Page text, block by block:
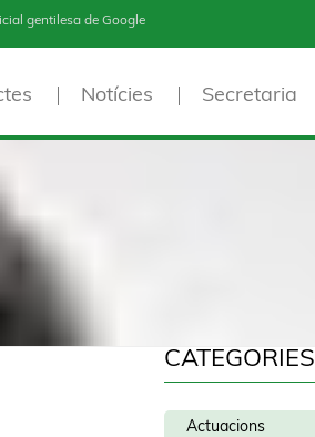
gentilesa de Google
Notícies Secretaria
CATEGORIES
Actuacions